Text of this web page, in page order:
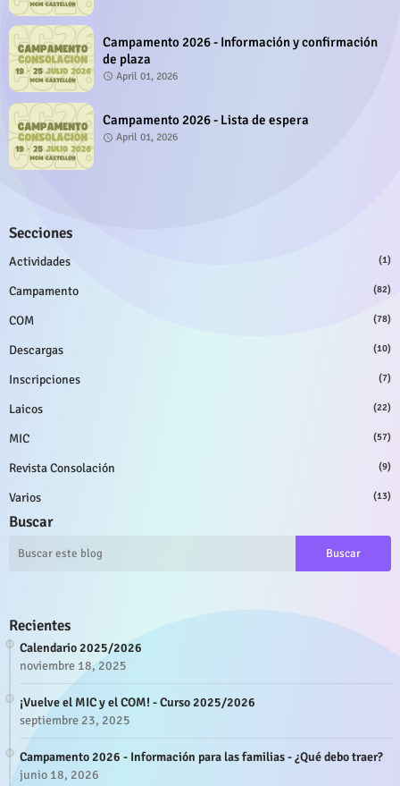
Campamento 2026 - Información y confirmación
de plaza
April 01, 2026
Campamento 2026 - Lista de espera
April 01, 2026
Secciones
Actividades (1)
Campamento (82)
COM (78)
Descargas (10)
Inscripciones (7)
Laicos (22)
MIC (57)
Revista Consolación (9)
Varios (13)
Buscar
Recientes
Calendario 2025/2026
noviembre 18, 2025
¡Vuelve el MIC y el COM! - Curso 2025/2026
septiembre 23, 2025
Campamento 2026 - Información para las familias - ¿Qué debo traer?
junio 18, 2026